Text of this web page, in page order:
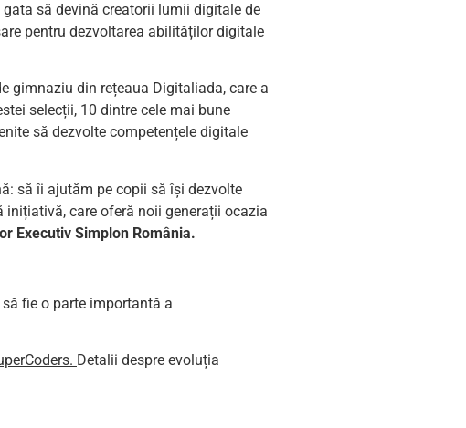
să devină creatorii lumii digitale de
pentru dezvoltarea abilităților digitale
gimnaziu din rețeaua Digitaliada, care a
selecții, 10 dintre cele mai bune
să dezvolte competențele digitale
să îi ajutăm pe copii să își dezvolte
care oferă noii generații ocazia
Executiv Simplon România.
fie o parte importantă a
. Detalii despre evoluția